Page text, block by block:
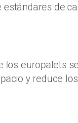
de
los europalets
y reduce